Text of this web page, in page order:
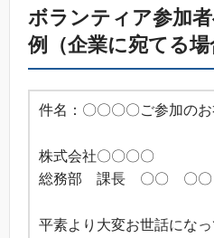
ボランティア参加
例（企業に宛てる場
件名：〇〇〇〇ご参加の
株式会社〇〇〇〇
総務部 課長 〇〇 〇
平素より大変お世話になっ